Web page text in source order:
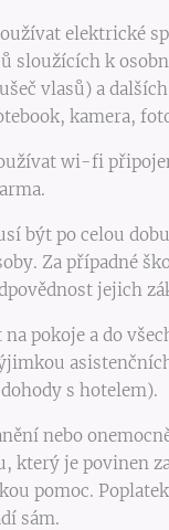
elektrické
sloužících k
vlasů) a
kamera,
wi-fi
být po celou
Za případné
jejich
na pokoje a do
s hotelem).
nebo
který je povinen
pomoc.
sám.